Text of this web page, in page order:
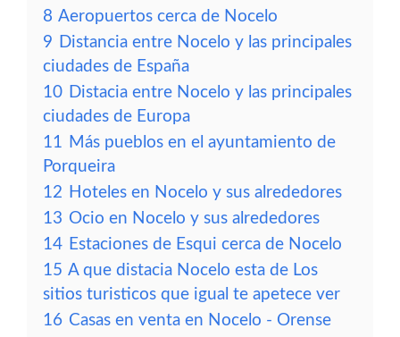
8 Aeropuertos cerca de Nocelo
9 Distancia entre Nocelo y las principales
ciudades de España
10 Distacia entre Nocelo y las principales
ciudades de Europa
11 Más pueblos en el ayuntamiento de
Porqueira
12 Hoteles en Nocelo y sus alrededores
13 Ocio en Nocelo y sus alrededores
14 Estaciones de Esqui cerca de Nocelo
15 A que distacia Nocelo esta de Los
sitios turisticos que igual te apetece ver
16 Casas en venta en Nocelo - Orense